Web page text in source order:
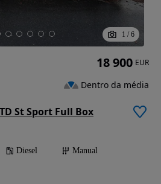
1 / 6
St Sport Full Box
Diesel
Manual
18 900 EUR
Dentro da média